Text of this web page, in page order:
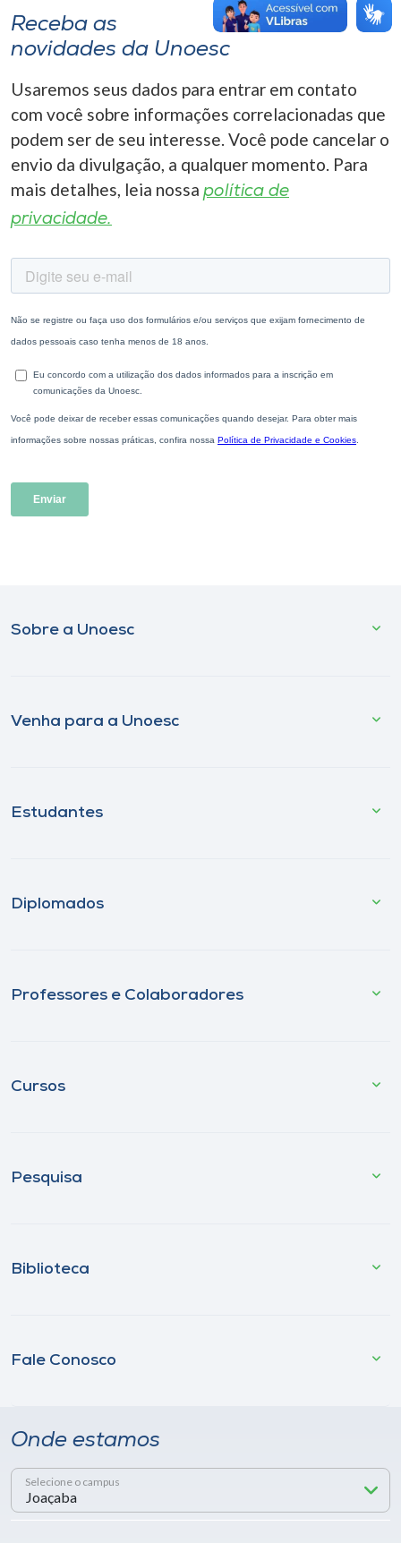
Receba as
novidades da Unoesc
Usaremos seus dados para entrar em contato
com você sobre informações correlacionadas que
podem ser de seu interesse. Você pode cancelar o
envio da divulgação, a qualquer momento. Para
mais detalhes, leia nossa política de
privacidade.
Sobre a Unoesc
Venha para a Unoesc
Estudantes
Diplomados
Professores e Colaboradores
Cursos
Pesquisa
Biblioteca
Fale Conosco
Onde estamos
Selecione o campus